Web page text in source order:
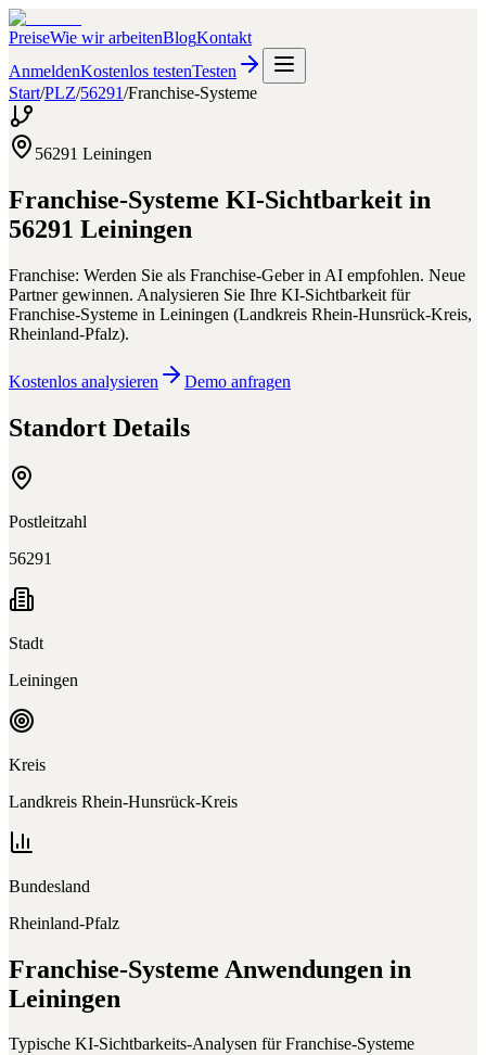
PreiseWie wir arbeitenBlogKontakt
AnmeldenKostenlos testenTesten
Start/PLZ/56291/Franchise-Systeme
56291 Leiningen
Franchise-Systeme KI-Sichtbarkeit in
56291 Leiningen
Franchise: Werden Sie als Franchise-Geber in AI empfohlen. Neue
Partner gewinnen. Analysieren Sie Ihre KI-Sichtbarkeit für
Franchise-Systeme in Leiningen (Landkreis Rhein-Hunsrück-Kreis,
Rheinland-Pfalz).
Kostenlos analysieren Demo anfragen
Standort Details
Postleitzahl
56291
Stadt
Leiningen
Kreis
Landkreis Rhein-Hunsrück-Kreis
Bundesland
Rheinland-Pfalz
Franchise-Systeme Anwendungen in
Leiningen
Typische KI-Sichtbarkeits-Analysen fürFranchise-Systeme